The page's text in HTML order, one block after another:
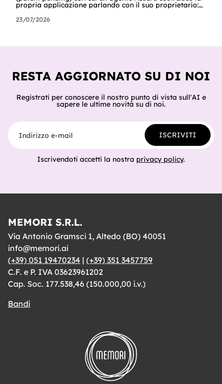
propria applicazione parlando con il suo proprietario:
accesso, nella stessa conversazione in cui vengono
chiesti. In questo articolo raccontiamo tutto: cosa fa,
del catalogo, cosa ci hanno già costruito tester e clienti,
23/07/2026
RESTA AGGIORNATO SU DI NOI
Registrati per conoscere il nostro punto di vista sull'AI e
sapere le ultime novità su di noi.
Indirizzo e-mail
ISCRIVITI
Iscrivendoti accetti la nostra privacy policy.
MEMORI S.R.L.
Via Antonio Gramsci 1, Altedo (BO) 40051
info@memori.ai
(+39) 051 19470234 | (+39) 351 3457759
C.F. e P. IVA 03623961202
Cap. Soc. 177.538,46 (150.000,00 i.v.)
Bandi